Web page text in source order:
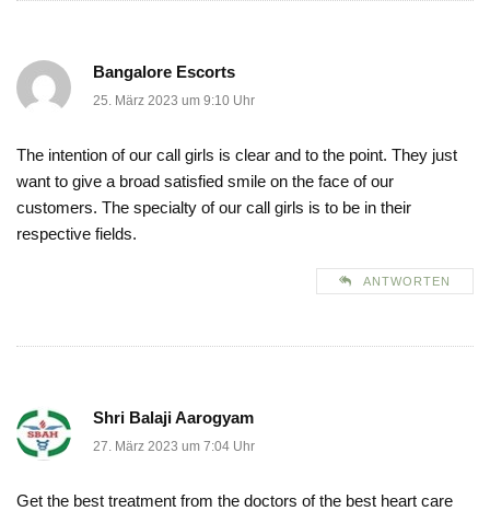
Bangalore Escorts
25. März 2023 um 9:10 Uhr
The intention of our call girls is clear and to the point. They just
want to give a broad satisfied smile on the face of our
customers. The specialty of our call girls is to be in their
respective fields.
ANTWORTEN
Shri Balaji Aarogyam
27. März 2023 um 7:04 Uhr
Get the best treatment from the doctors of the best heart care